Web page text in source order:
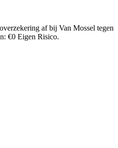
af bij Van Mossel tegen
€0 Eigen Risico.